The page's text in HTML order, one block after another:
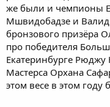
же были и чемпионы
Мшвидобадзе и Валид
бронзового призёра
про победителя
Екатеринбурге Рюджу
Мастерса Орхана
этом весе в этом